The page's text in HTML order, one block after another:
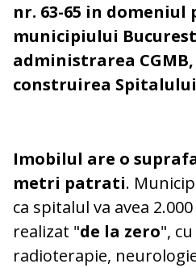
nr. 63-65 in domeniul
municipiului
administrarea
construirea
Imobilul are o
metri patrati.
ca spitalul va avea
realizat "de la zero",
radioterapie,